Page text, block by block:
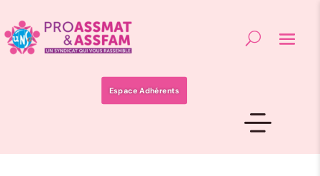
Espace Adhérents